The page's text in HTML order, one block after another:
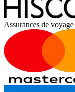
Assurances de voyage